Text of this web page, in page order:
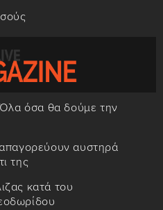
όσα θα δούμε την
αυστηρά
της
κατά του